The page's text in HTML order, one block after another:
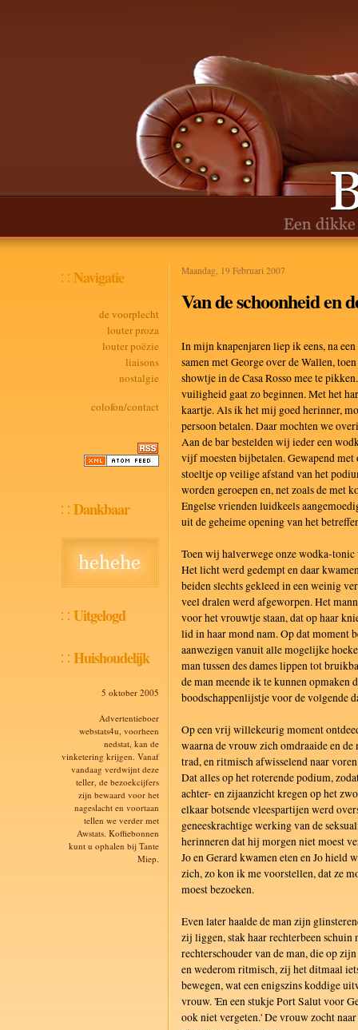
Navigatie
de voorplecht
louter proza
louter poëzie
liaisons
nostalgie
colofon/contact
Dankbaar
Uitgelogd
Huishoudelijk
5 oktober 2005
Advertentieboer
webstats4u, voorheen
nedstat, kan de
vinketering krijgen. Vanaf
vandaag verdwijnt deze
teller, de bezoekcijfers
zijn bewaard voor het
nageslacht en voortaan
tellen we verder met
Awstats. Koffiebonnen
kunt u ophalen bij Tante
Miep.
Maandag, 19 Februari 2007
Van de schoonheid en
In mijn knapenjaren liep ik eens, na
samen met George over de Wallen,
showtje in de Casa Rosso mee te
vuiligheid gaat zo beginnen. Met het
kaartje. Als ik het mij goed herinner,
persoon betalen. Daar mochten we
Aan de bar bestelden wij ieder een
vijf moesten bijbetalen. Gewapend met
stoeltje op veilige afstand van het
worden geroepen en, net zoals de met
Engelse vrienden luidkeels
uit de geheime opening van het
Toen wij halverwege onze wodka-tonic
Het licht werd gedempt en daar
beiden slechts gekleed in een weinig
veel dralen werd afgeworpen. Het
voor het vrouwtje staan, dat op haar
lid in haar mond nam. Op dat moment
aanwezigen vanuit alle mogelijke
man tussen des dames lippen tot
de man meende ik te kunnen opmaken
boodschappenlijstje voor de volgende
Op een vrij willekeurig moment
waarna de vrouw zich omdraaide en
trad, en ritmisch afwisselend naar
Dat alles op het roterende podium,
achter- en zijaanzicht kregen op het
elkaar botsende vleespartijen werd
geneeskrachtige werking van de
herinneren dat hij morgen niet moest
Jo en Gerard kwamen eten en Jo hield
zich, zo kon ik me voorstellen, dat ze
moest bezoeken.
Even later haalde de man zijn
zij liggen, stak haar rechterbeen
rechterschouder van de man, die op
en wederom ritmisch, zij het ditmaal
bewegen, wat een enigszins koddige
vrouw. 'En een stukje Port Salut voor
ook niet vergeten.' De vrouw zocht